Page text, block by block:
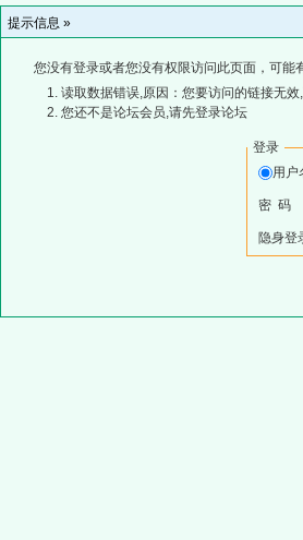
提示信息 »
您没有登录或者您没有权限访问此页面，可能
读取数据错误,原因：您要访问的链接无
您还不是论坛会员,请先登录论坛
登录
用
密 码
隐身登